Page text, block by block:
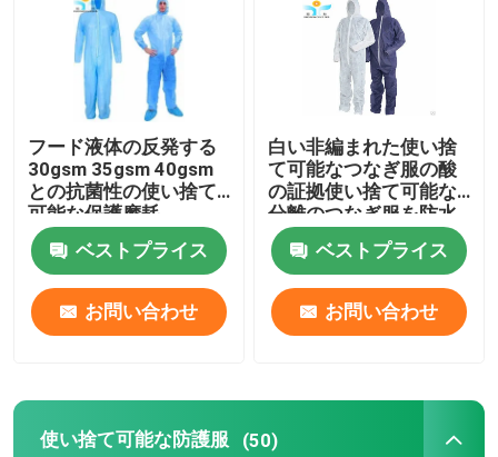
フード液体の反発する
30gsm 35gsm 40gsm
との抗菌性の使い捨て
可能な保護摩耗
ベストプライス
お問い合わせ
白い非編まれた使い捨
て可能なつなぎ服の酸
の証拠使い捨て可能な
分離のつなぎ服を防水
するため
ベストプライス
お問い合わせ
使い捨て可能な防護服 (50)